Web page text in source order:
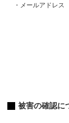
・メールアドレス
被害の確認に